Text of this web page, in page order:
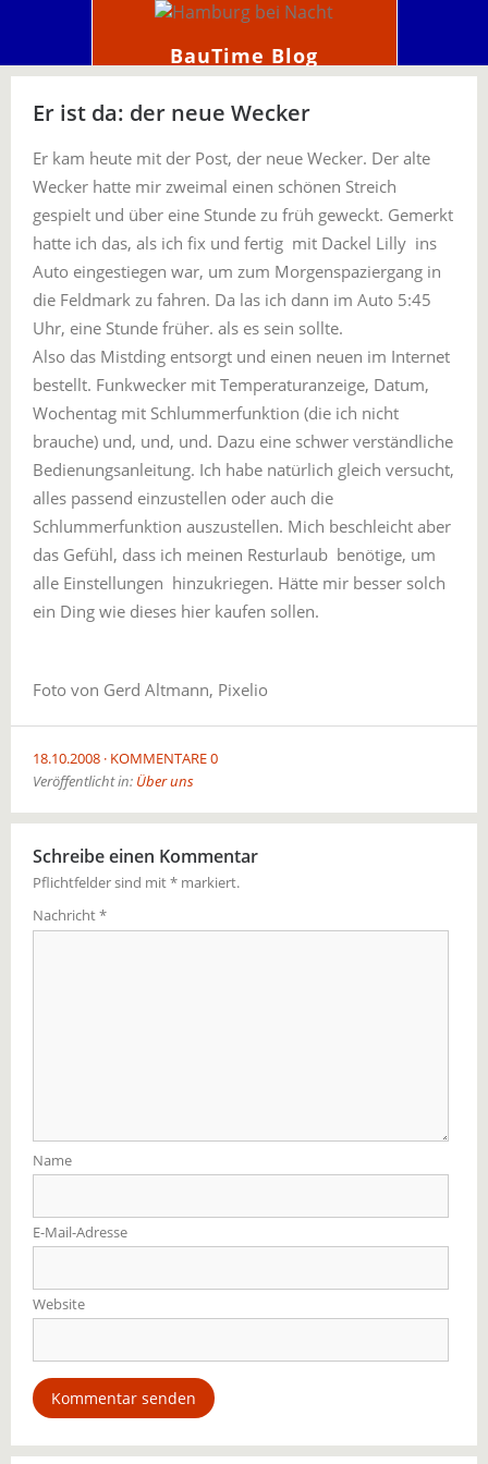
BauTime Blog
Er ist da: der neue Wecker
Er kam heute mit der Post, der neue Wecker. Der alte
Wecker hatte mir zweimal einen schönen Streich
gespielt und über eine Stunde zu früh geweckt. Gemerkt
hatte ich das, als ich fix und fertig mit Dackel Lilly ins
Auto eingestiegen war, um zum Morgenspaziergang in
die Feldmark zu fahren. Da las ich dann im Auto 5:45
Uhr, eine Stunde früher. als es sein sollte.
Also das Mistding entsorgt und einen neuen im Internet
bestellt. Funkwecker mit Temperaturanzeige, Datum,
Wochentag mit Schlummerfunktion (die ich nicht
brauche) und, und, und. Dazu eine schwer verständliche
Bedienungsanleitung. Ich habe natürlich gleich versucht,
alles passend einzustellen oder auch die
Schlummerfunktion auszustellen. Mich beschleicht aber
das Gefühl, dass ich meinen Resturlaub benötige, um
alle Einstellungen hinzukriegen. Hätte mir besser solch
ein Ding wie dieses hier kaufen sollen.
Foto von Gerd Altmann, Pixelio
18.10.2008 KOMMENTARE 0
Veröffentlicht in: Über uns
Schreibe einen Kommentar
Pflichtfelder sind mit* markiert.
Nachricht*
Name
E-Mail-Adresse
Website